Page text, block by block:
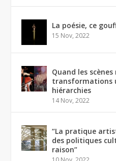
La poésie, ce
15 Nov, 2022
Quand les
transformations
hiérarchies
14 Nov, 2022
“La pratique
des politiques
raison”